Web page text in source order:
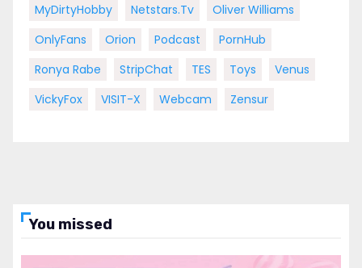
MyDirtyHobby
Netstars.tv
Oliver Williams
OnlyFans
Orion Podcast
PornHub
Ronya Rabe
StripChat TES Toys
Venus
VickyFox
VISIT-X Webcam Zensur
You missed